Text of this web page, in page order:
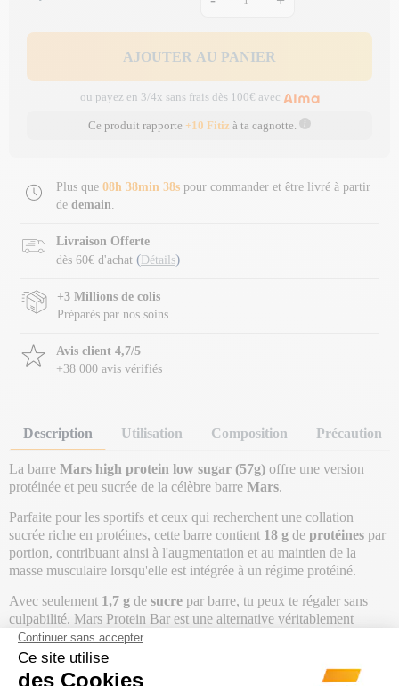
AJOUTER AU PANIER
ou payez en 3/4x sans frais dès 100€ avec
Ce produit rapporte +10 Fitiz à ta cagnotte.
Plus que 08h 38min 38s pour commander et être livré à partir
de demain.
Livraison Offerte
dès 60€ d'achat ( Détails)
+3 Millions de colis
Préparés par nos soins
Avis client 4,7/5
+38 000 avis vérifiés
Description Utilisation Composition Précaution
La barre Mars high protein low sugar (57g) offre une version
protéinée et peu sucrée de la célèbre barre Mars.
Parfaite pour les sportifs et ceux qui recherchent une collation
sucrée riche en protéines, cette barre contient 18 g de protéines par
portion, contribuant ainsi à l'augmentation et au maintien de la
masse musculaire lorsqu'elle est intégrée à un régime protéiné.
Avec seulement 1,7 g de sucre par barre, tu peux te régaler sans
culpabilité. Mars Protein Bar est une alternative véritablement
savoureuse à la version classique, tout en évitant l'effet pâteux
désagréable souvent associé aux barres protéinées à faible teneur en
graisses saturées.